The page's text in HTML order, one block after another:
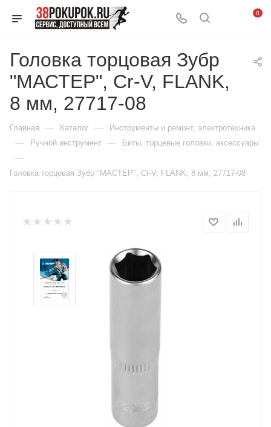
0
Головка торцовая Зубр
"МАСТЕР", Cr-V, FLANK,
8 мм, 27717-08
Главная — Каталог — Инструменты и ремонт, электротехника
— Ручной инструмент — Биты, торцевые головки, аксессуары
—
Головка торцовая Зубр "МАСТЕР", Cr-V, FLANK, 8 мм, 27717-08